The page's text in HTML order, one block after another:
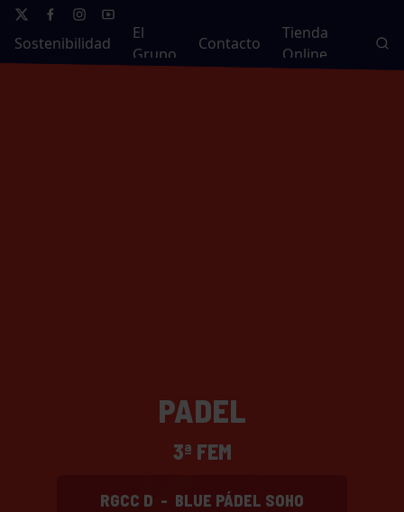
Sostenibilidad
El
Grupo
Contacto
Tienda
Online
PADEL
3ª FEM
RGCC D - BLUE PÁDEL SOHO